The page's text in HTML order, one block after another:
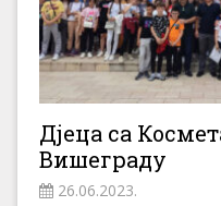
Дјеца са
Вишеграду
26.06.2023.